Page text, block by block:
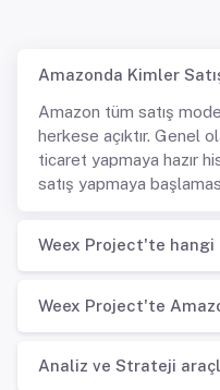
Amazonda Kimler
Amazon tüm satış
herkese açıktır. Genel
ticaret yapmaya hazır
satış yapmaya
Weex Project'te
Weex Project'te
Analiz ve Strateji